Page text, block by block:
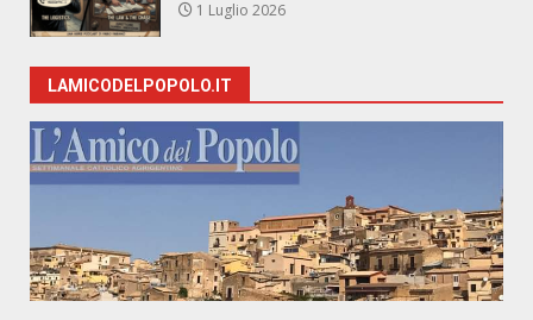
1 Luglio 2026
LAMICODELPOPOLO.IT